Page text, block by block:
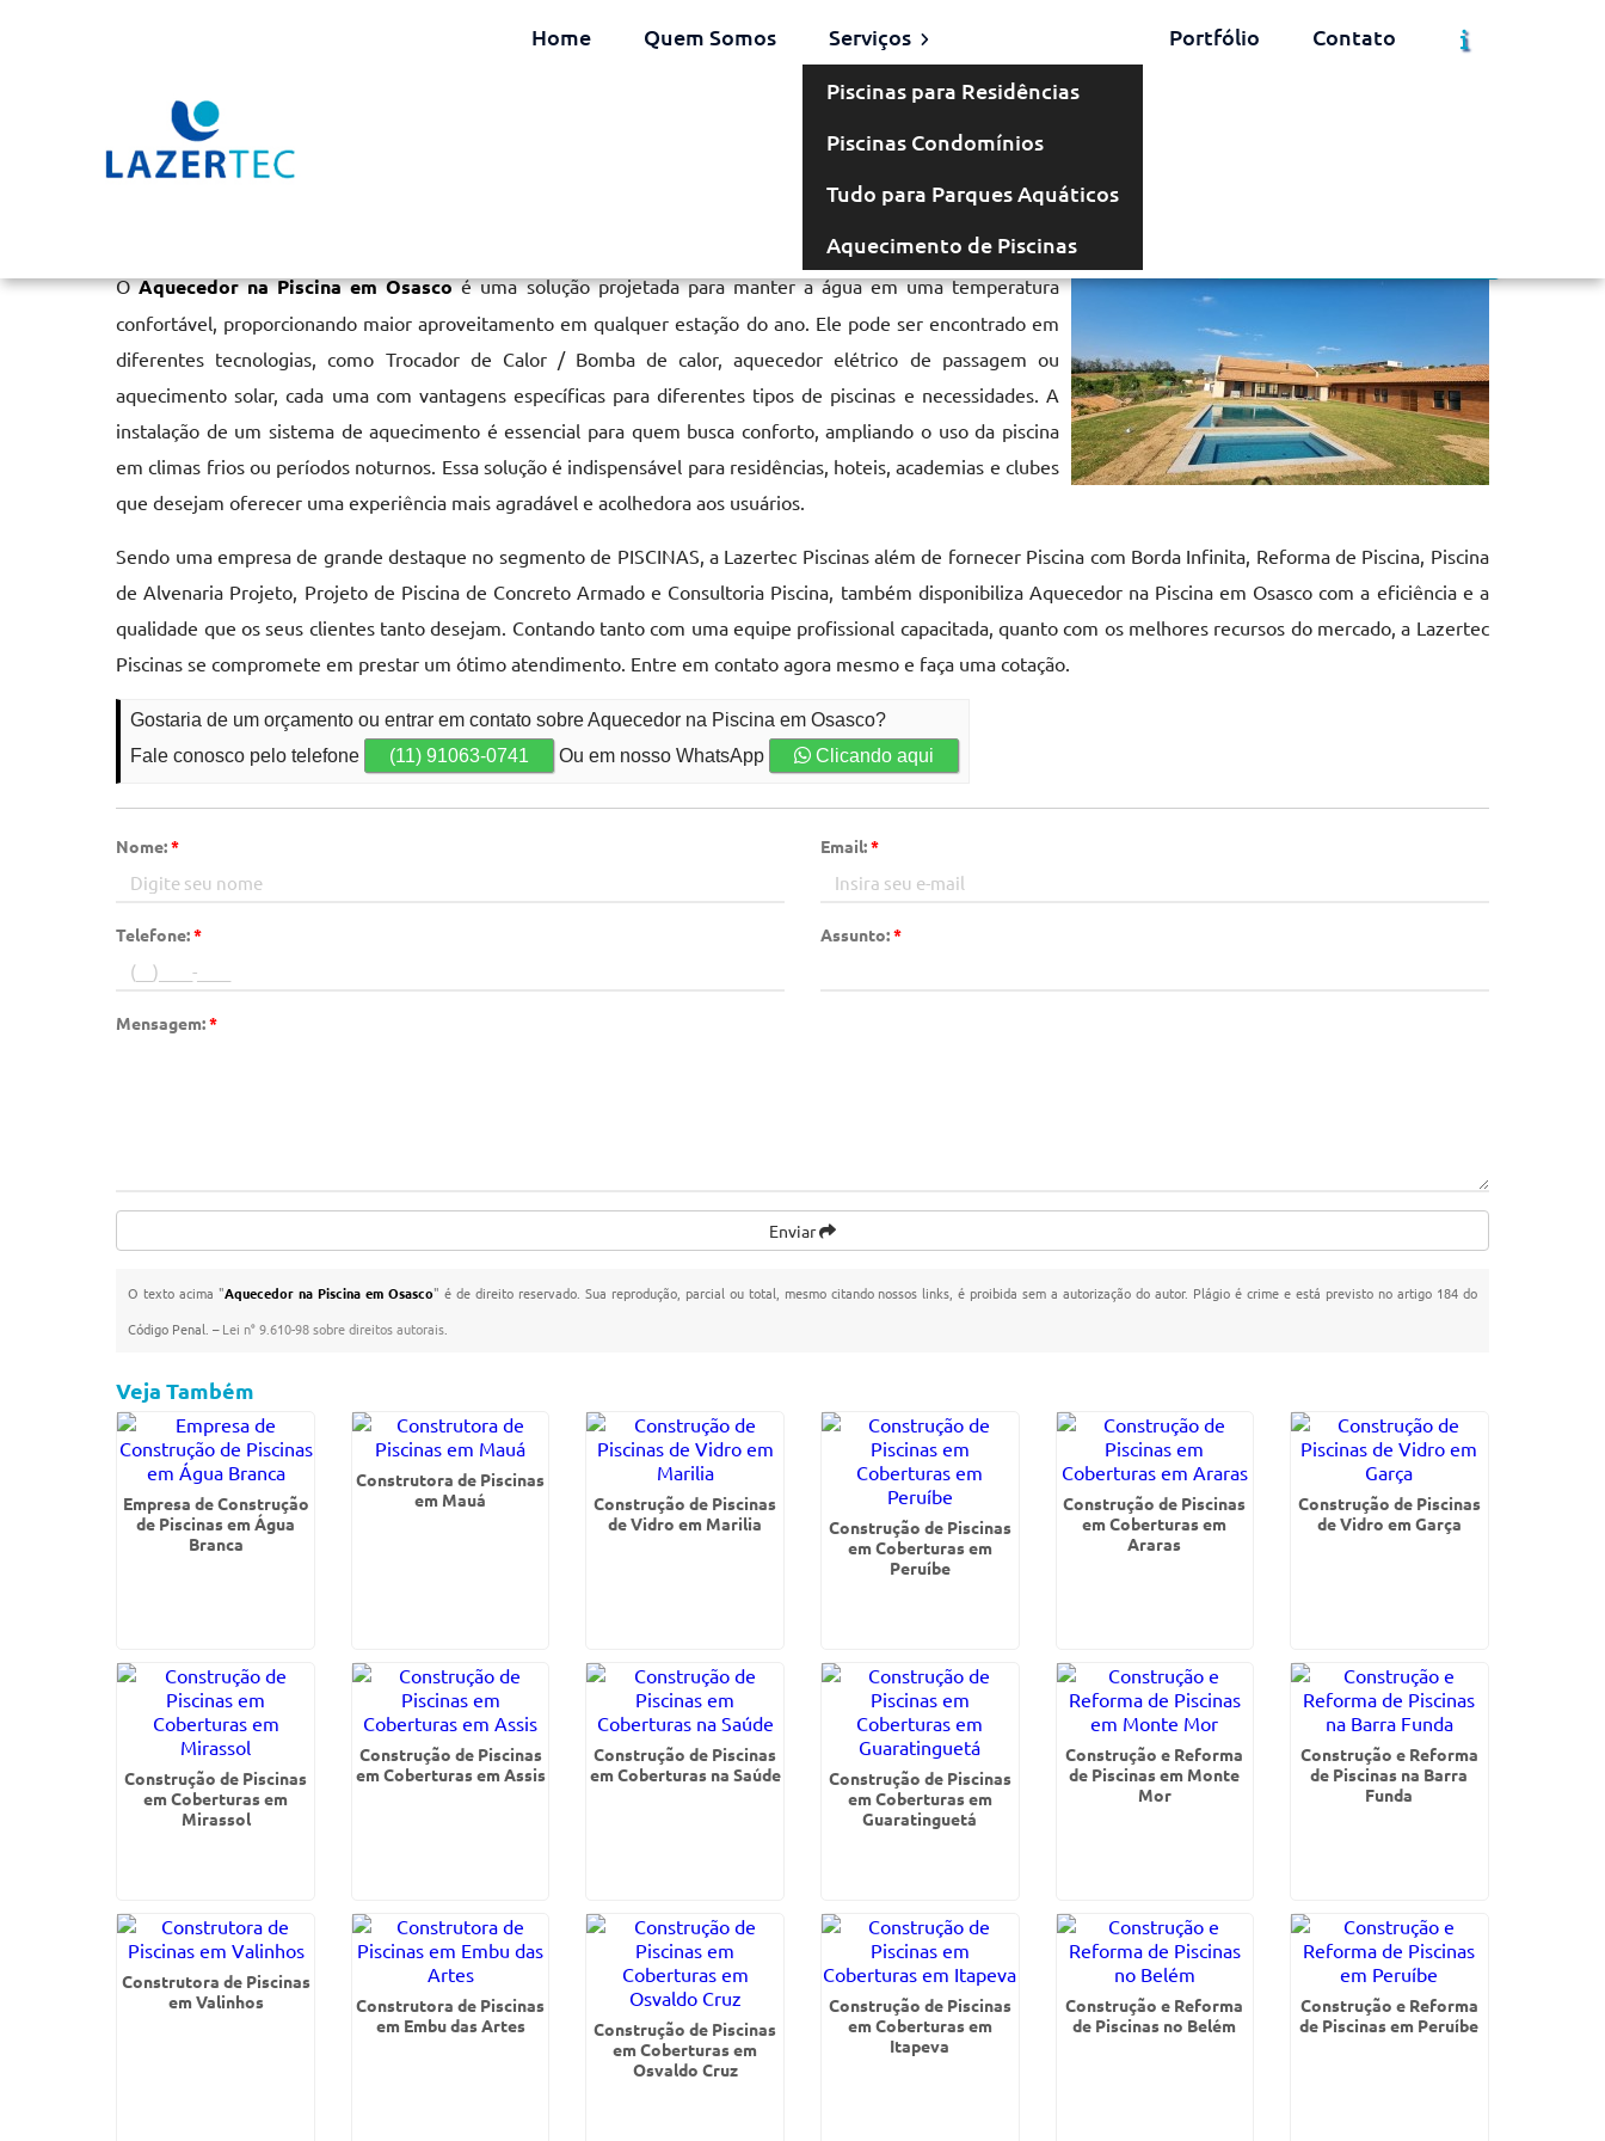
Home Quem Somos
Serviços
Piscinas para Residências
Piscinas Condomínios
Tudo para Parques Aquáticos
Aquecimento de Piscinas
Portfólio Contato
Aquecedor na Piscina em Osasco
OAquecedor na Piscina em Osascoé uma solução projetada para manter a água em uma temperatura
confortável, proporcionando maior aproveitamento em qualquer estação do ano. Ele pode ser encontrado em
diferentes tecnologias, como Trocador de Calor / Bomba de calor, aquecedor elétrico de passagem ou
aquecimento solar, cada uma com vantagens específicas para diferentes tipos de piscinas e necessidades. A
instalação de um sistema de aquecimento é essencial para quem busca conforto, ampliando o uso da piscina
em climas frios ou períodos noturnos. Essa solução é indispensável para residências, hoteis, academias e clubes
que desejam oferecer uma experiência mais agradável e acolhedora aos usuários.
Sendo uma empresa de grande destaque no segmento de PISCINAS, a Lazertec Piscinas além de fornecer Piscina com Borda Infinita, Reforma de Piscina, Piscina
de Alvenaria Projeto, Projeto de Piscina de Concreto Armado e Consultoria Piscina, também disponibiliza Aquecedor na Piscina em Osasco com a eficiência e a
qualidade que os seus clientes tanto desejam. Contando tanto com uma equipe profissional capacitada, quanto com os melhores recursos do mercado, a Lazertec
Piscinas se compromete em prestar um ótimo atendimento. Entre em contato agora mesmo e faça uma cotação.
Gostaria de um orçamento ou entrar em contato sobre Aquecedor na Piscina em Osasco?
Fale conosco pelo telefone
(11) 91063-0741 Ou em nosso WhatsApp Clicando aqui
Nome:* Email:*
Telefone:* Assunto:*
Mensagem:*
Enviar
O texto acima "Aquecedor na Piscina em Osasco" é de direito reservado. Sua reprodução, parcial ou total, mesmo citando nossos links, é proibida sem a autorização do autor. Plágio é crime e está previsto no artigo 184 do
Código Penal. –Lei n° 9.610-98 sobre direitos autorais
Veja Também
Empresa de Construção
de Piscinas em Água
Branca
Construtora de Piscinas
em Mauá
Construção de Piscinas
de Vidro em Marilia
Construção de Piscinas
em Coberturas em
Peruíbe
Construção de Piscinas
em Coberturas em
Araras
Construção de Piscinas
de Vidro em Garça
Construção de Piscinas
em Coberturas em
Mirassol
Construção de Piscinas
em Coberturas em Assis
Construção de Piscinas
em Coberturas na Saúde
Construção de Piscinas
em Coberturas em
Guaratinguetá
Construção e Reforma
de Piscinas em Monte
Mor
Construção e Reforma
de Piscinas na Barra
Funda
Construtora de Piscinas
em Valinhos
Construtora de Piscinas
em Embu das Artes
Construção de Piscinas
em Coberturas em
Osvaldo Cruz
Construção de Piscinas
em Coberturas em
Itapeva
Construção e Reforma
de Piscinas no Belém
Construção e Reforma
de Piscinas em Peruíbe